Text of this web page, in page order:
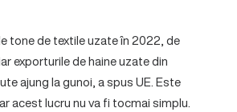
tone de textile uzate în 2022, de
exporturile de haine uzate din
ajung la gunoi, a spus UE. Este
acest lucru nu va fi tocmai simplu.